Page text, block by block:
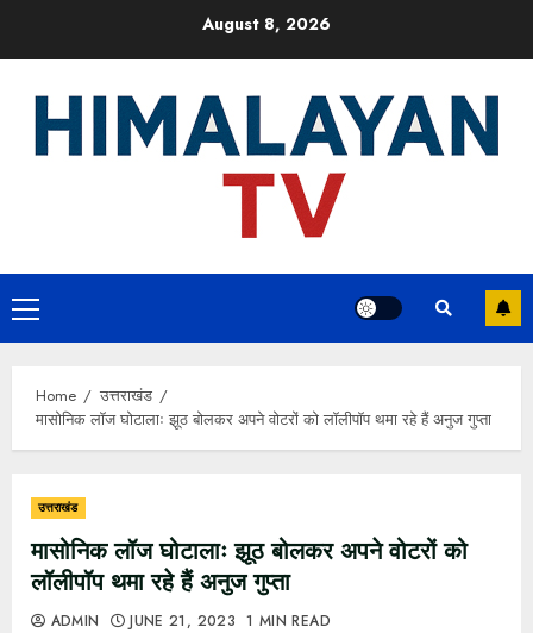
August 8, 2026
Primary
Menu
Home
उत्तराखंड
मासोनिक लॉज घोटालाः झूठ बोलकर अपने वोटरों को लॉलीपॉप थमा रहे हैं अनुज गुप्ता
उत्तराखंड
मासोनिक लॉज घोटालाः झूठ बोलकर अपने वोटरों को
लॉलीपॉप थमा रहे हैं अनुज गुप्ता
ADMIN JUNE 21, 2023 1 MIN READ